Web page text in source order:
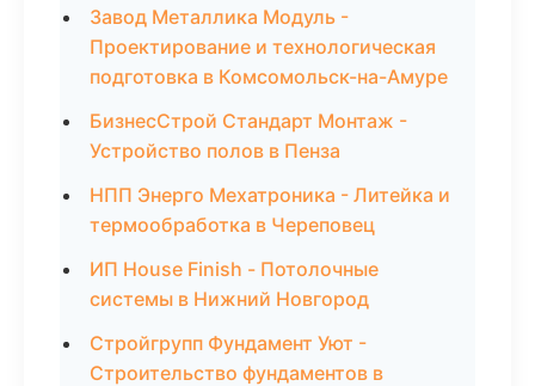
Завод Металлика Модуль -
Проектирование и технологическая
подготовка в Комсомольск-на-Амуре
БизнесСтрой Стандарт Монтаж -
Устройство полов в Пенза
НПП Энерго Мехатроника - Литейка и
термообработка в Череповец
ИП House Finish - Потолочные
системы в Нижний Новгород
Стройгрупп Фундамент Уют -
Строительство фундаментов в